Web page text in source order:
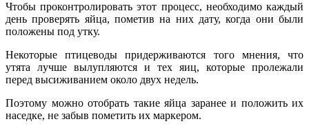
Чтобы проконтролировать этот процесс, необходимо каждый
день проверять яйца, пометив на них дату, когда они были
положены под утку.
Некоторые птицеводы придерживаются того мнения, что
утята лучше вылупляются и тех яиц, которые пролежали
перед высиживанием около двух недель.
Поэтому можно отобрать такие яйца заранее и положить их
наседке, не забыв пометить их маркером.